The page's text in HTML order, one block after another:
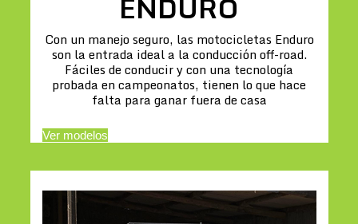
Con un manejo seguro, las motocicletas Enduro
son la entrada ideal a la conducción off-road.
Fáciles de conducir y con una tecnología
probada en campeonatos, tienen lo que hace
falta para ganar fuera de casa
Ver modelos